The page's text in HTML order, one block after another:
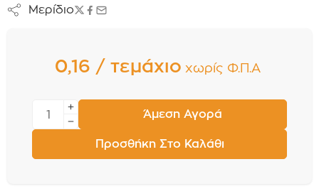
Μερίδιο
0,16 / τεμάχιο χωρίς Φ.Π.Α
Προσθήκη Στο Καλάθι
Άμεση Αγορά